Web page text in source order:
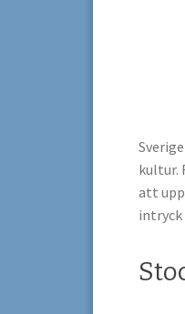
kultur.
att
intryck